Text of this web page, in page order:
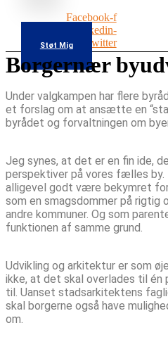
Facebook-f
Linkedin-
inYoutube Twitter
Støt Mig
Borgernær
Under valgkampen har flere
et forslag om at ansætte en
byrådet og forvaltningen om
Jeg synes, at det er en fin ide,
perspektiver på vores fælles by.
alligevel godt være bekymret
som en smagsdommer på
andre kommuner. Og som
funktionen af samme grund.
Udvikling og arkitektur er som
ikke, at det skal overlades til én
til. Uanset stadsarkitektens
skal borgerne også have
om.